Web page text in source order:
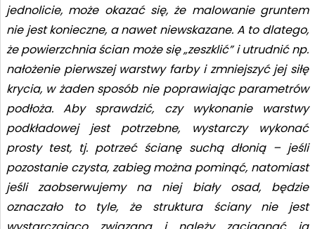
jednolicie, może okazać się, że malowanie gruntem
nie jest konieczne, a nawet niewskazane. A to dlatego,
że powierzchnia ścian może się „zeszklić” i utrudnić np.
nałożenie pierwszej warstwy farby i zmniejszyć jej siłę
krycia, w żaden sposób nie poprawiając parametrów
podłoża. Aby sprawdzić, czy wykonanie warstwy
podkładowej jest potrzebne, wystarczy wykonać
prosty test, tj. potrzeć ścianę suchą dłonią – jeśli
pozostanie czysta, zabieg można pominąć, natomiast
jeśli zaobserwujemy na niej biały osad, będzie
oznaczało to tyle, że struktura ściany nie jest